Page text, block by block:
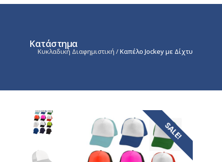
Κατάστημα
Κυκλαδική Διαφημιστική /Καπέλο Jockey με Δίχτυ
SALE!